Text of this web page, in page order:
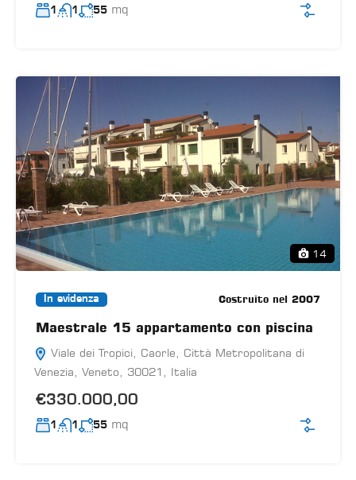
1 1 55 mq
14
In evidenza Costruito nel 2007
Maestrale 15 appartamento con piscina
Viale dei Tropici, Caorle, Città Metropolitana di
Venezia, Veneto, 30021, Italia
€330.000,00
1 1 55 mq